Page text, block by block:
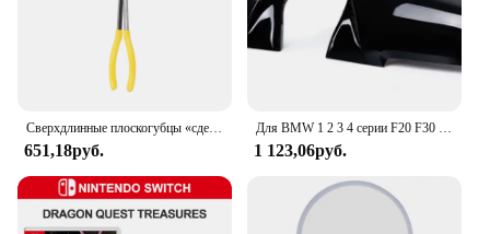
Сверхдлинные плоскогубцы «сделай сам», прямой строительный механизм, ручные инструменты для снятия, гаечные ключи, зажимы, набор для ухода за автомобилем, автомобильные аксессуары
651,18руб.
Для BMW 1 2 3 4 серии F20 F30 F31 F32 F36 2012 - UP 320i 328i 330d 335i M3 M4 Сменный стиль крышки зеркала из углеродного волокна
1 123,06руб.